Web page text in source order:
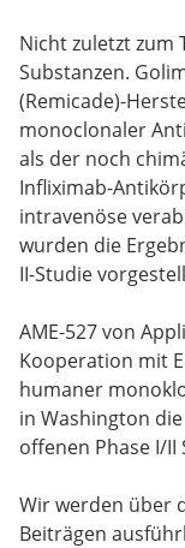
Nicht zuletzt zum
Substanzen.
(Remicade)-
monoclonaler
als der noch
Infliximab-
intravenöse
wurden die
II-Studie
AME-527 von
Kooperation mit
humaner
in Washington
offenen Phase I/
Wir werden über
Beiträgen